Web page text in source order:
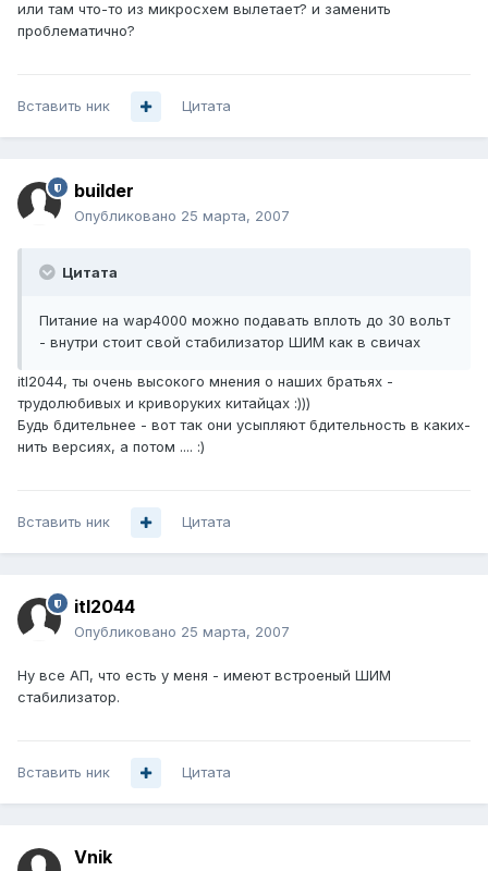
или там что-то из микросхем вылетает? и заменить
проблематично?
Вставить ник Цитата
builder
Опубликовано 25 марта, 2007
Цитата
Питание на wap4000 можно подавать вплоть до 30 вольт
- внутри стоит свой стабилизатор ШИМ как в свичах
itl2044, ты очень высокого мнения о наших братьях -
трудолюбивых и криворуких китайцах :)))
Будь бдительнее - вот так они усыпляют бдительность в каких-
нить версиях, а потом .... :)
Вставить ник Цитата
itl2044
Опубликовано 25 марта, 2007
Ну все АП, что есть у меня - имеют встроеный ШИМ
стабилизатор.
Вставить ник Цитата
Vnik